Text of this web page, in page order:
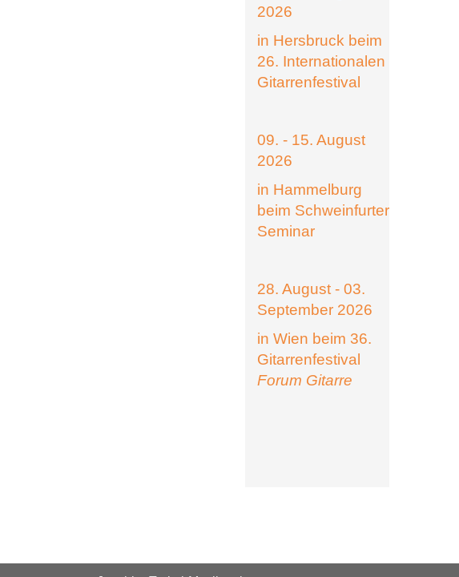
2026
in Hersbruck beim
26. Internationalen
Gitarrenfestival
09. - 15. August
2026
in Hammelburg
beim Schweinfurter
Seminar
28. August - 03.
September 2026
in Wien beim 36.
Gitarrenfestival
Forum Gitarre